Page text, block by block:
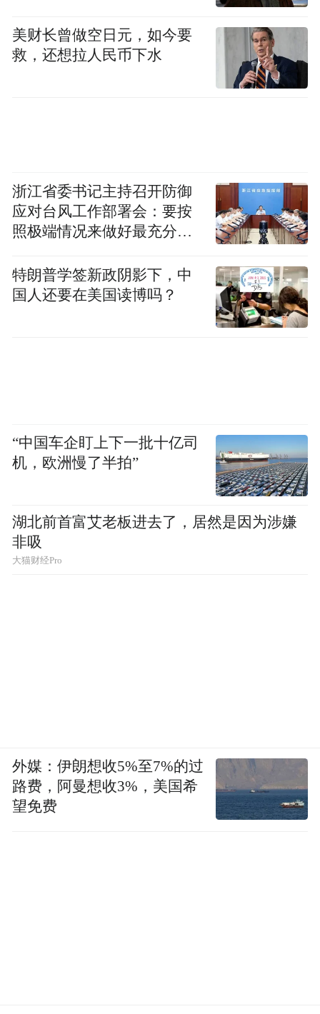
美财长曾做空日元，如今要
救，还想拉人民币下水
浙江省委书记主持召开防御
应对台风工作部署会：要按
照极端情况来做好最充分的
特朗普学签新政阴影下，中
国人还要在美国读博吗？
“中国车企盯上下一批十亿司
机，欧洲慢了半拍”
湖北前首富艾老板进去了，居然是因为涉嫌
非吸
大猫财经Pro
外媒：伊朗想收5%至7%的过
路费，阿曼想收3%，美国希
望免费